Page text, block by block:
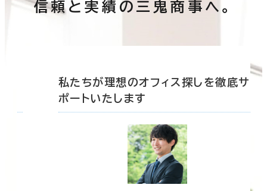
信頼と実績の三鬼商事へ。
私たちが理想のオフィス探しを徹底サ
ポートいたします